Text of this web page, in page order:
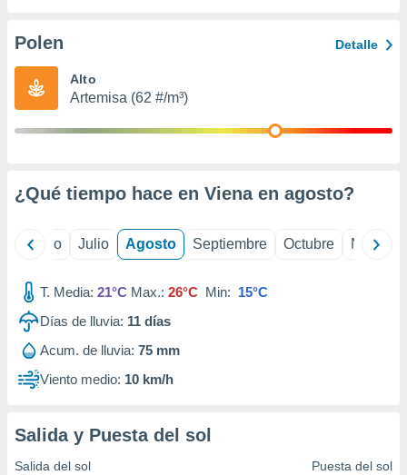
e
mediante
publicidad
publicidad
1199
Polen Detalle
Alto
Artemisa (62 #/m³)
¿Qué tiempo hace en Viena en agosto?
Junio Julio Agosto Septiembre Octubre
T. Media: 21°C Max.: 26°C Min: 15°C
Días de lluvia: 11 días
Acum. de lluvia: 75 mm
Viento medio: 10 km/h
Salida y Puesta del sol
Salida del sol Puesta del sol